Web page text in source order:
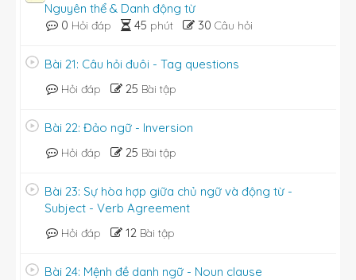
Nguyên thể & Danh động từ
0 Hỏi đáp 45 phút 30 Câu hỏi
Bài 21: Câu hỏi đuôi - Tag questions
Hỏi đáp 25 Bài tập
Bài 22: Đảo ngữ - Inversion
Hỏi đáp 25 Bài tập
Bài 23: Sự hòa hợp giữa chủ ngữ và động từ -
Subject - Verb Agreement
Hỏi đáp 12 Bài tập
Bài 24: Mệnh đề danh ngữ - Noun clause